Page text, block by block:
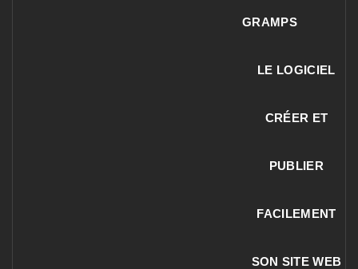
GRAMPS
LE LOGICIEL
CRÉER ET
PUBLIER
FACILEMENT
SON SITE WEB